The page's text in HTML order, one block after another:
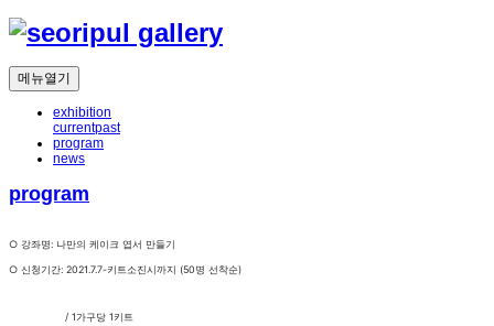
메뉴열기
exhibition
currentpast
program
news
program
○ 강좌명: 나만의 케이크 엽서 만들기
○ 신청기간: 2021.7.7-키트소진시까지 (50명 선착순)
/ 1가구당 1키트